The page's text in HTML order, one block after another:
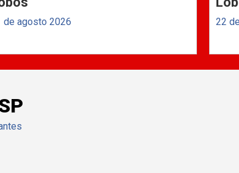
de agosto 2026 22